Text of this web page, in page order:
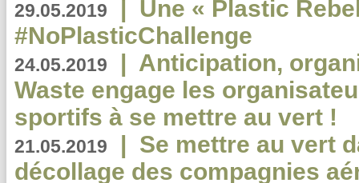
29.05.2019 | Une « Plastic
#NoPlasticChallenge
24.05.2019 | Anticipation,
Waste engage les
sportifs à se mettre au vert !
21.05.2019 | Se mettre au vert
décollage des compagnies